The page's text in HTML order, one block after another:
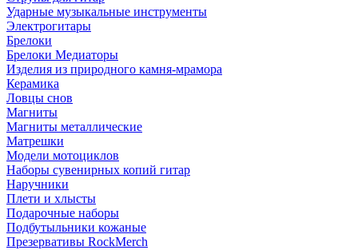
Ударные музыкальные инструменты
Электрогитары
Брелоки
Брелоки Медиаторы
Изделия из природного камня-мрамора
Керамика
Ловцы снов
Магниты
Магниты металлические
Матрешки
Модели мотоциклов
Наборы сувенирных копий гитар
Наручники
Плети и хлысты
Подарочные наборы
Подбутыльники кожаные
Презервативы RockMerch